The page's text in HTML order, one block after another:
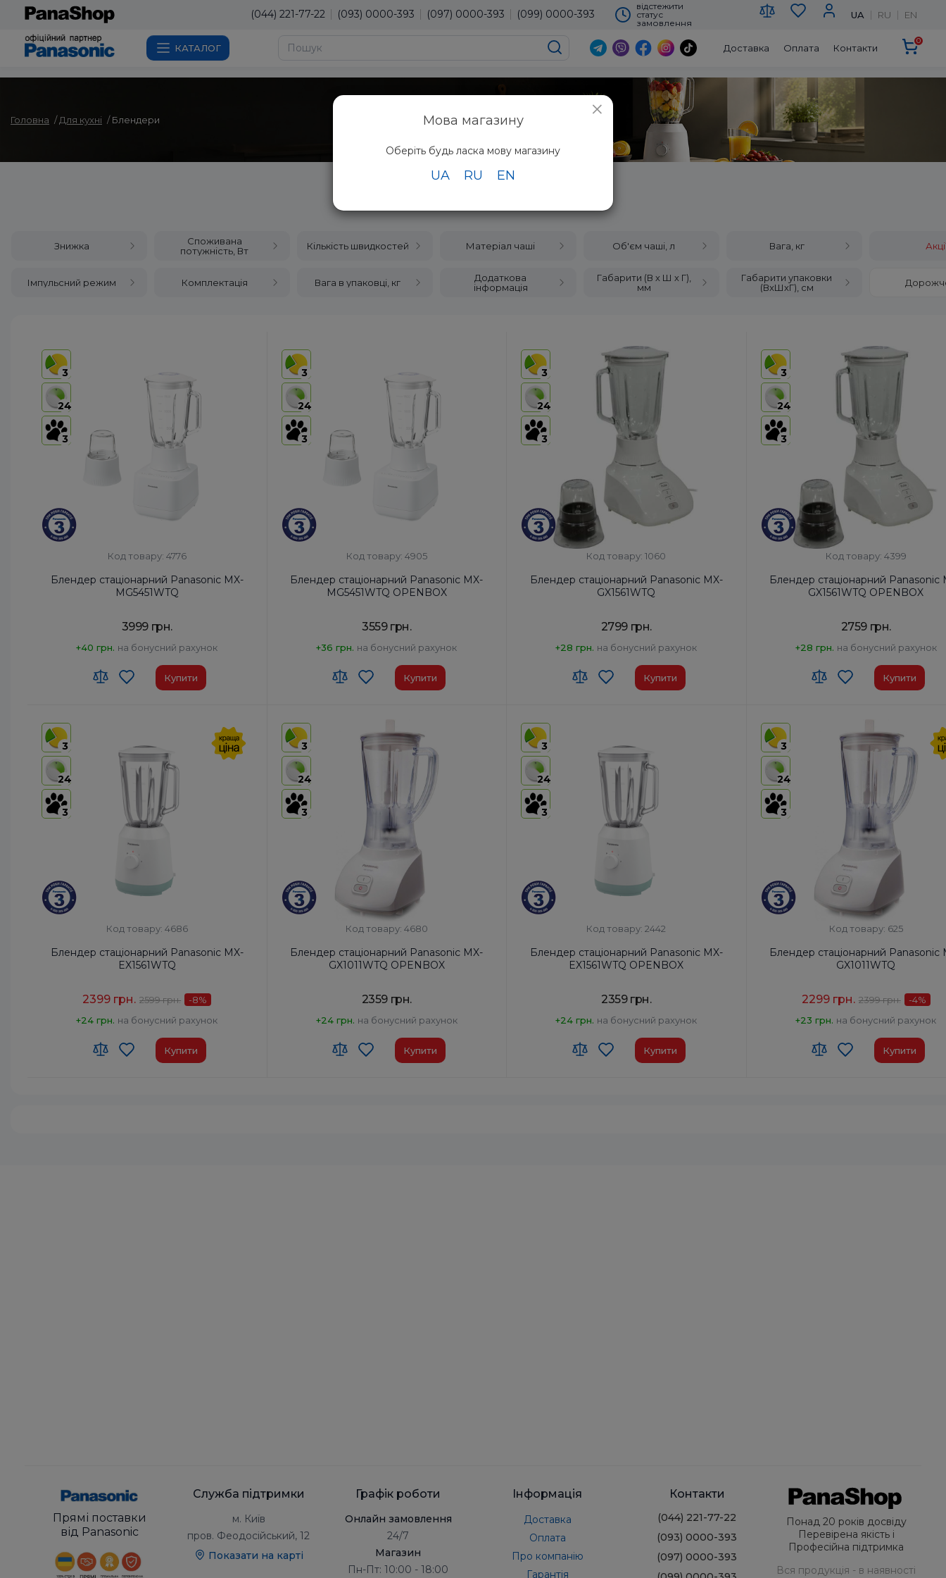
(044) 221-77-22 (093) 0000-393 (097) 0000-393 (099) 0000-393
відстежити
статус
замовлення
UA RU EN
КАТАЛОГ Доставка Оплата Контакти
0
Головна Для кухні Блендери
Знижка
Споживана
потужність, Вт
Кількість швидкостей Матеріал чаші Об'єм чаші, л Вага, кг
Імпульсний режим Комплектація Вага в упаковці, кг
Додаткова
інформація
Габарити (В х Ш х Г),
мм
Габарити упаковки
(ВxШхГ), см
×
Мова магазину
Оберіть будь ласка мову магазину
UA RU EN
3
24
3
Код товару: 4776
Блендер стаціонарний Panasonic MX-
MG5451WTQ
3999 грн.
+40 грн. на бонусний рахунок
Купити
Країна-виробник товару:
Комплектация:
Корпус двигуна глечик
блендера з кришкою скребок
млинок
Тип:Стаціонарний
Споживана потужність, Вт:
3
24
3
Код товару: 4905
Блендер стаціонарний Panasonic MX-
MG5451WTQ OPENBOX
3559 грн.
+36 грн. на бонусний рахунок
Купити
Країна-виробник товару:
Комплектация:
Корпус двигуна глечик
блендера з кришкою скребок
млинок
Тип:Стаціонарний
Споживана потужність, Вт:
3
24
3
Код товару: 1060
Блендер стаціонарний Panasonic MX-
GX1561WTQ
2799 грн.
+28 грн. на бонусний рахунок
Купити
Країна-виробник товару:
Комплектация:
Корпус двигуна, глечик
блендера з кришкою, сухий
млинок
Тип:Стаціонарний
Споживана потужність, Вт:
3
24
3
Код товару: 4399
Блендер стаціонарний Panasonic
GX1561WTQ OPENBOX
2759 грн.
+28 грн. на бонусний рахунок
Купити
Країна-виробник товару:
Комплектация:
Корпус двигуна, глечик
блендера з кришкою,
млинок
Тип:Стаціонарний
Споживана потужність, Вт:
3
24
3
Код товару: 4686
Блендер стаціонарний Panasonic MX-
EX1561WTQ
2399 грн. 2599 грн. -8%
+24 грн. на бонусний рахунок
Купити
3
24
3
Код товару: 4680
Блендер стаціонарний Panasonic MX-
GX1011WTQ OPENBOX
2359 грн.
+24 грн. на бонусний рахунок
Купити
3
24
3
Код товару: 2442
Блендер стаціонарний Panasonic MX-
EX1561WTQ OPENBOX
2359 грн.
+24 грн. на бонусний рахунок
Купити
3
24
3
Код товару: 625
Блендер стаціонарний Panasonic
GX1011WTQ
2299 грн. 2399 грн. -4%
+23 грн. на бонусний рахунок
Купити
Прямі поставки
від Panasonic
Служба підтримки
м. Київ
пров. Феодосійський, 12
Показати на карті
Графік роботи
Онлайн замовлення
24/7
Магазин
Пн-Пт: 10:00 - 18:00
Інформація
Доставка
Оплата
Про компанію
Гарантія
Контакти
(044) 221-77-22
(093) 0000-393
(097) 0000-393
Понад 20 років досвіду
Перевірена якість і
Професійна підтримка
Вся продукція - в наявності